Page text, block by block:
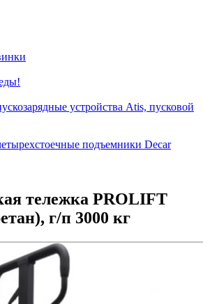
устройства Atis, пусковой
подъемники Decar
тележка PROLIFT
г/п 3000 кг